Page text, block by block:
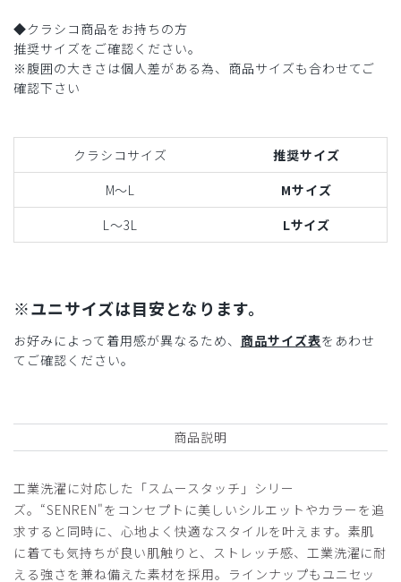
◆クラシコ商品をお持ちの方
推奨サイズをご確認ください。
※腹囲の大きさは個人差がある為、商品サイズも合わせてご
確認下さい
クラシコサイズ
推奨サイズ
M〜L
Mサイズ
L〜3L
Lサイズ
※ユニサイズは目安となります。
お好みによって着用感が異なるため、 商品サイズ表をあわせ
てご確認ください。
商品説明
工業洗濯に対応した「スムースタッチ」シリー
ズ。“SENREN"をコンセプトに美しいシルエットやカラーを追
求すると同時に、心地よく快適なスタイルを叶えます。素肌
に着ても気持ちが良い肌触りと、ストレッチ感、工業洗濯に耐
える強さを兼ね備えた素材を採用。ラインナップもユニセッ